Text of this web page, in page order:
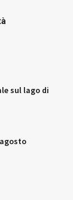
sul lago di